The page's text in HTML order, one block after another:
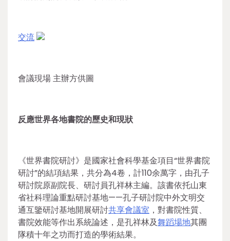
交流
會議現場 主辦方供圖
反應世界各地書院的歷史和現狀
《世界書院研討》是國家社會科學基金項目“世界書院
研討”的結項結果，共分為4卷，計110余萬字，由孔子
研討院原副院長、研討員孔祥林主編。該書依托山東
省社科理論重點研討基地——孔子研討院中外文明交
通互鑒研討基地開展研討共享會議室 ，對書院性質、
書院效能等作出系統論述，是孔祥林及舞蹈場地其團
隊積十年之功而打造的學術結果。